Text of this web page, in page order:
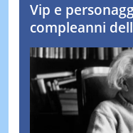
Vip e
compleanni